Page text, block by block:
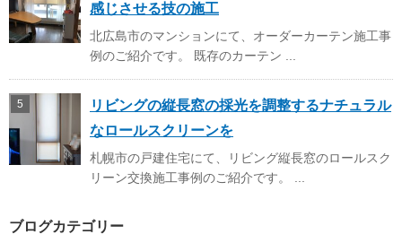
感じさせる技の施工
北広島市のマンションにて、オーダーカーテン施工事
例のご紹介です。 既存のカーテン ...
リビングの縦長窓の採光を調整するナチュラル
なロールスクリーンを
札幌市の戸建住宅にて、リビング縦長窓のロールスク
リーン交換施工事例のご紹介です。 ...
ブログカテゴリー